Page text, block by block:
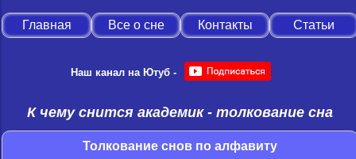
Главная Все о сне Контакты Статьи
Наш канал на Ютуб -
К чему снится академик - толкование сна
Толкование снов по алфавиту